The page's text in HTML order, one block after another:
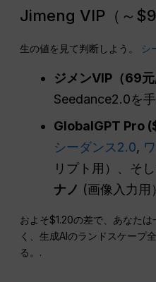
Jimeng VIP（～
生の値を見て判断しよう。 シ
ジメンVIP（69
Seedance2.0を
GlobalGPT Pro
シーダンス2.0,
リプト用）、そ
ナノ (画像入力用
およそ$1.20の差で、あなた
く、生成AIのランドスケープ
る。.